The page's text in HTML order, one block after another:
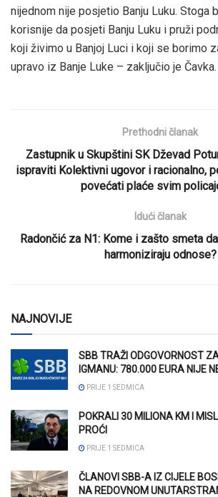
nijednom nije posjetio Banju Luku. Stoga
korisnije da posjeti Banju Luku i pruži
koji živimo u Banjoj Luci i koji se borimo
upravo iz Banje Luke – zaključio je Čavka.
Prethodni članak
Zastupnik u Skupštini SK Dževad
ispraviti Kolektivni ugovor i racionalno,
povećati plaće svim
Idući članak
Radončić za N1: Kome i zašto smeta
harmoniziraju odnose?
NAJNOVIJE
SBB TRAŽI ODGOVORNOST
IGMANU: 780.000 EURA NIJE
PRIJE 1 SEDMICA
POKRALI 30 MILIONA KM I
PROĆI
PRIJE 1 SEDMICA
ČLANOVI SBB-A IZ CIJELE
NA REDOVNOM